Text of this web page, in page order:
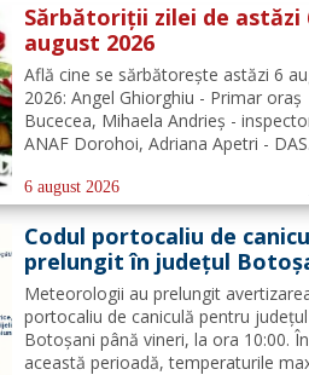
Sărbătoriții zilei de astăzi
august 2026
Află cine se sărbătoreşte astăzi 6
2026: Angel Ghiorghiu - Primar oraș
Bucecea, Mihaela Andrieș -
ANAF Dorohoi, Adriana Apetri - DAS
Redacția Dorohoi News urează
mulți ani! Completează lista
din Dorohoi, la...
6 august 2026
Codul portocaliu de
prelungit în județul
Pentru ziua de mâine sunt
prognozate și furtuni
Meteorologii au prelungit
portocaliu de caniculă pentru județul
Botoșani până vineri, la ora 10:00. În
această perioadă, temperaturile